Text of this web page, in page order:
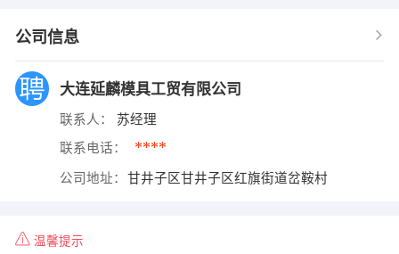
公司信息
大连延麟模具工贸有限公司
联系人： 苏经理
联系电话： ****
公司地址： 甘井子区甘井子区红旗街道岔鞍村
温馨提示